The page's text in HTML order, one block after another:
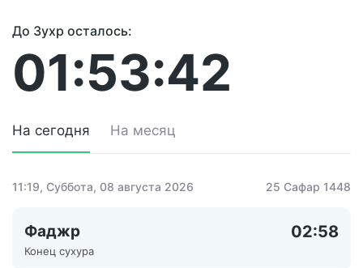
До Зухр осталось:
01:53:42
На сегодня На месяц
11:19, Суббота, 08 августа 2026 25 Сафар 1448
Фаджр 02:58
Конец сухура